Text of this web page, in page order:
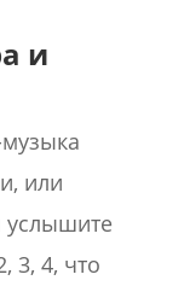
и
или
услышите
3, 4, что